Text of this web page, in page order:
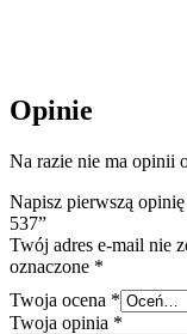
Opinie
Na razie nie ma opinii
Napisz pierwszą
537”
Twój adres e-mail nie
oznaczone *
Twoja ocena *
Twoja opinia *